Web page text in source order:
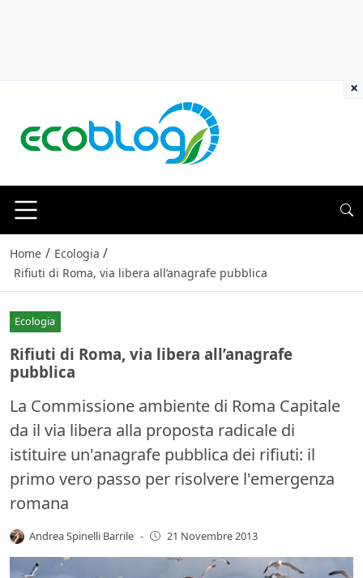
Home / Ecologia /
Rifiuti di Roma, via libera all’anagrafe pubblica
Ecologia
Rifiuti di Roma, via libera all’anagrafe
pubblica
La Commissione ambiente di Roma Capitale
da il via libera alla proposta radicale di
istituire un'anagrafe pubblica dei rifiuti: il
primo vero passo per risolvere l'emergenza
romana
Andrea Spinelli Barrile - 21 Novembre 2013
×